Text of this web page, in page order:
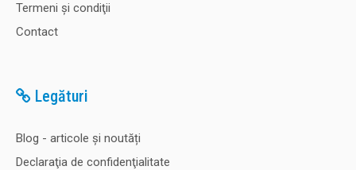
Termeni şi condiţii
Contact
Legături
Blog - articole și noutăți
Declaraţia de confidenţialitate